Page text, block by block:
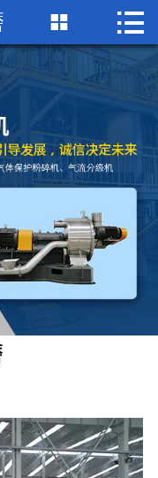
 首页
关于我们
产品中心
销售网络
联系我们
 